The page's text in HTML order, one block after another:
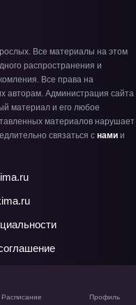
Расписание Профиль
Все материалы на этом
распространения и
Все права на
авторам. Администрация сайта
материал и его любое
материалов нарушает
связаться с нами и